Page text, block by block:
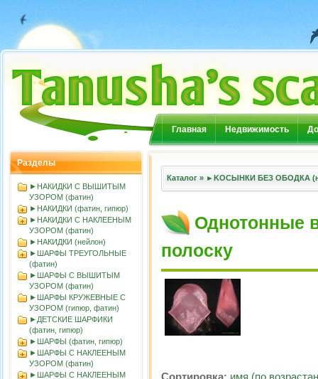
Главная Недвижимость
Разделы
►НАКИДКИ С ВЫШИТЫМ
УЗОРОМ (фатин)
►НАКИДКИ (фатин, гипюр)
►НАКИДКИ С НАКЛЕЕНЫМ
УЗОРОМ (фатин)
►НАКИДКИ (нейлон)
►ШАРФЫ ТРЕУГОЛЬНЫЕ
(фатин)
►ШАРФЫ С ВЫШИТЫМ
УЗОРОМ (фатин)
►ШАРФЫ КРУЖЕВНЫЕ С
УЗОРОМ (гипюр, фатин)
►ДЕТСКИЕ ШАРФИКИ
(фатин, гипюр)
►ШАРФЫ (фатин, гипюр)
►ШАРФЫ С НАКЛЕЕНЫМ
УЗОРОМ (фатин)
►ШАРФЫ С НАКЛЕЕНЫМ
Каталог » ►KOСЫНКИ БЕЗ ОБОДКА
Однотонные
полоску
Сортировка: имя (по